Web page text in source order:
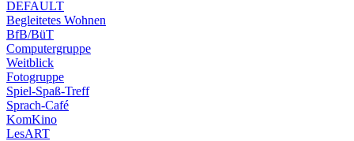
DEFAULT
Begleitetes Wohnen
BfB/BüT
Computergruppe
Weitblick
Fotogruppe
Spiel-Spaß-Treff
Sprach-Café
KomKino
LesART